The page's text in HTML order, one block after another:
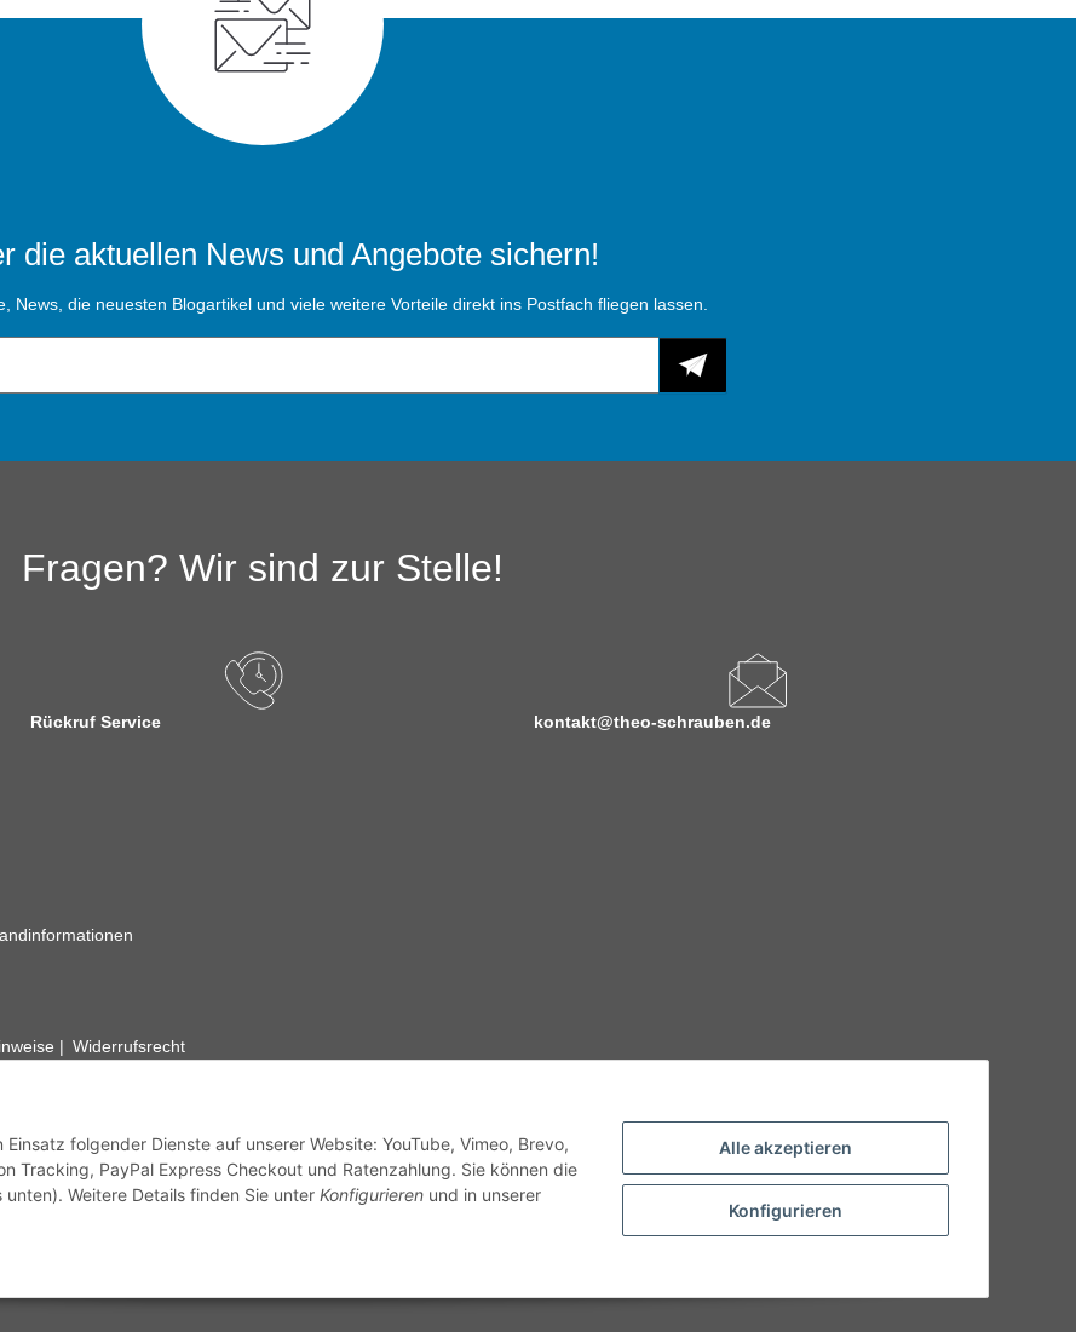
Alle akzeptieren
Konfigurieren
folgender Dienste auf unserer Website: YouTube, Vimeo, Brevo,
Tracking, PayPal Express Checkout und Ratenzahlung. Sie können die
Weitere Details finden Sie unter Konfigurieren und in unserer
die aktuellen News und Angebote sichern!
News, die neuesten Blogartikel und viele weitere Vorteile direkt ins Postfach fliegen lassen.
Fragen? Wir sind zur Stelle!
Rückruf Service kontakt@theo-schrauben.de
Widerrufsrecht
Abbildungen der Artikel können beispielhaft sein und vom Produkt abweichen.